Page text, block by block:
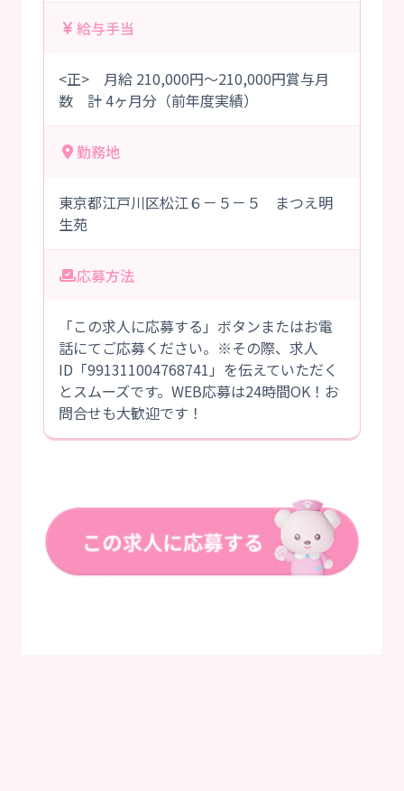
給与手当
<正> 月給 210,000円～210,000円賞与月
数 計 4ヶ月分（前年度実績）
勤務地
東京都江戸川区松江６－５－５ まつえ明
生苑
応募方法
「この求人に応募する」ボタンまたはお電
話にてご応募ください。※その際、求人
ID「991311004768741」を伝えていただく
とスムーズです。WEB応募は24時間OK！お
問合せも大歓迎です！